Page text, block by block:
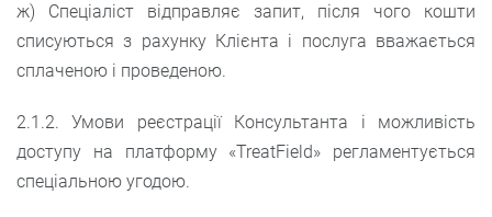
ж) Спеціаліст відправляє запит, після чого кошти
списуються з рахунку Клієнта і послуга вважається
сплаченою і проведеною.
2.1.2. Умови реєстрації Консультанта і можливість
доступу на платформу «TreatField» регламентується
спеціальною угодою.